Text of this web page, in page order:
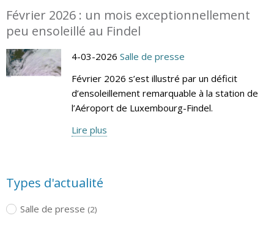
Février 2026 : un mois exceptionnellement
peu ensoleillé au Findel
4-03-2026 Salle de presse
Février 2026 s’est illustré par un déficit
d’ensoleillement remarquable à la station de
l’Aéroport de Luxembourg-Findel.
Lire plus
Types d'actualité
Salle de presse (2)